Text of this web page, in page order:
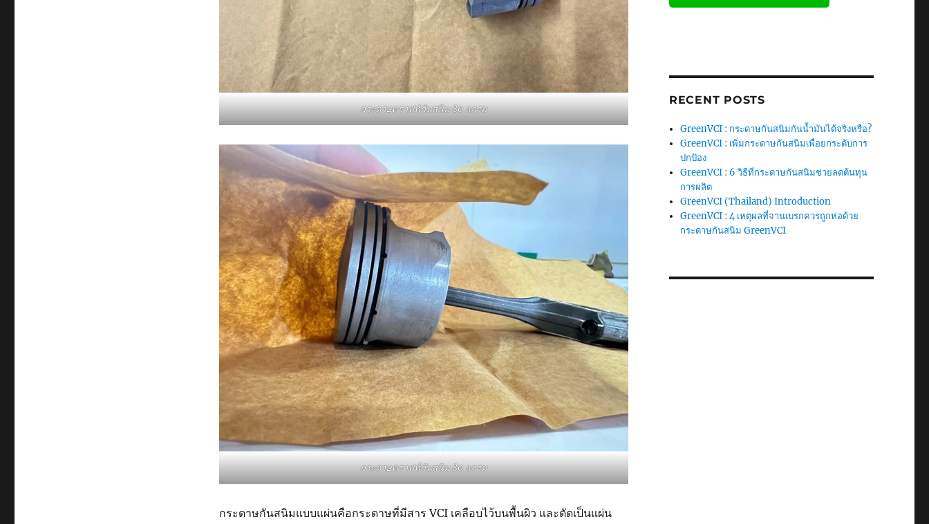
กระดาษคราฟท์กันสนิม 80 แกรม
กระดาษคราฟท์กันสนิม 80 แกรม
กระดาษกันสนิมแบบแผ่นคือกระดาษที่มีสาร VCI เคลือบไว้บนพื้นผิว และตัดเป็นแผ่น
RECENT POSTS
GreenVCI : กระดาษกันสนิมกันน้ำมันได้จริงหรือ?
GreenVCI : เพิ่มกระดาษกันสนิมเพื่อยกระดับการ
ปกป้อง
GreenVCI : 6 วิธีที่กระดาษกันสนิมช่วยลดต้นทุน
การผลิต
GreenVCI (Thailand) Introduction
GreenVCI : 4 เหตุผลที่จานเบรกควรถูกห่อด้วย
กระดาษกันสนิม GreenVCI